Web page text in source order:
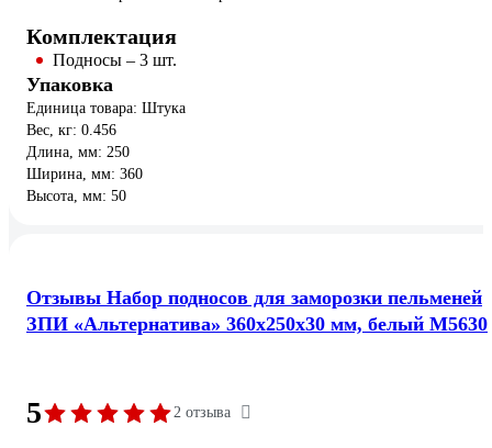
Комплектация
Подносы – 3 шт.
Упаковка
Единица товара: Штука
Вес, кг: 0.456
Длина, мм: 250
Ширина, мм: 360
Высота, мм: 50
Отзывы Набор подносов для заморозки пельменей
ЗПИ «Альтернатива» 360x250x30 мм, белый М5630
5 2 отзыва